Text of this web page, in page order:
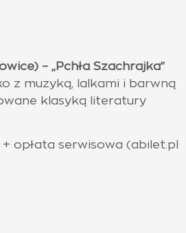
– „Pchła Szachrajka”
z muzyką, lalkami i barwną
klasyką literatury
+ opłata serwisowa (abilet.pl